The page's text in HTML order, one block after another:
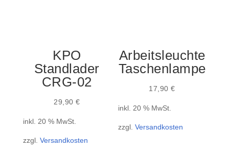
KPO
Standlader
CRG-02
29,90€
inkl. 20 % MwSt.
zzgl. Versandkosten
Arbeitsleuchte
Taschenlampe
17,90€
inkl. 20 % MwSt.
zzgl.Versandkosten